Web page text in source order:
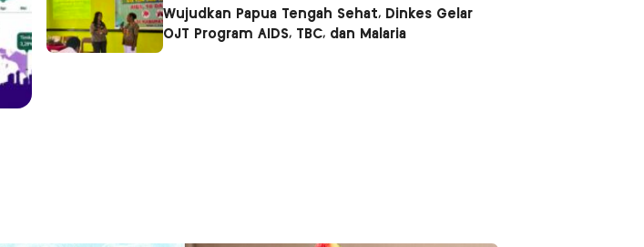
Wujudkan Papua Tengah Sehat, Dinkes Gelar
OJT Program AIDS, TBC, dan Malaria